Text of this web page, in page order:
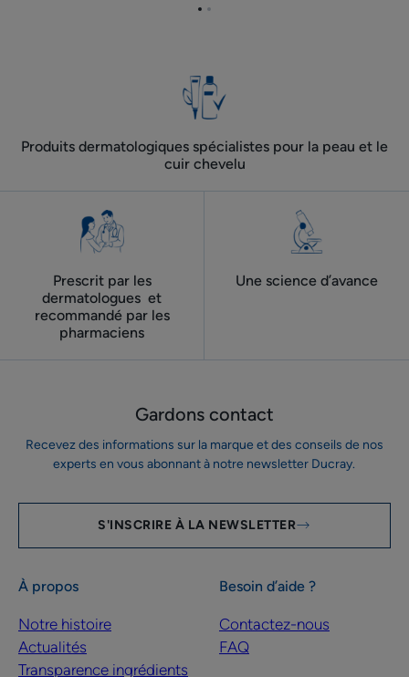
Aller
Aller
Produits dermatologiques spécialistes pour la peau et le
cuir chevelu
Prescrit par les
dermatologues ​ et
recommandé par les
pharmaciens
Une science d’avance
Gardons contact
Recevez des informations sur la marque et des conseils de nos
experts en vous abonnant à notre newsletter Ducray.
S'INSCRIRE À LA NEWSLETTER
À propos
Notre histoire
Actualités
Transparence ingrédients
Besoin d’aide ?
Contactez-nous
FAQ